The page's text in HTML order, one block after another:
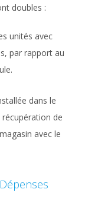
doubles :
unités avec
par rapport au
dans le
de
avec le